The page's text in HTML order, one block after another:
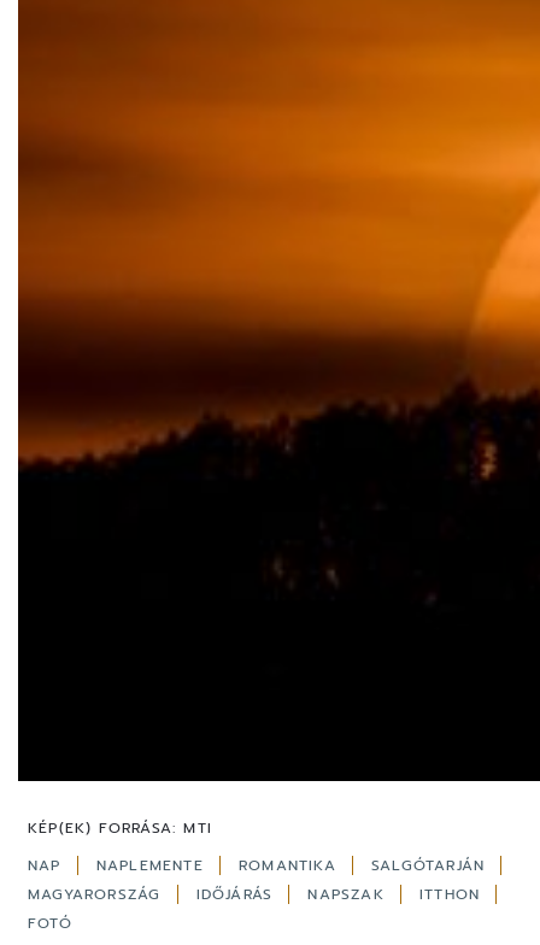
KÉP(EK) FORRÁSA: MTI
NAP
NAPLEMENTE ROMANTIKA
SALGÓTARJÁN
MAGYARORSZÁG
IDŐJÁRÁS NAPSZAK
ITTHON
FOTÓ